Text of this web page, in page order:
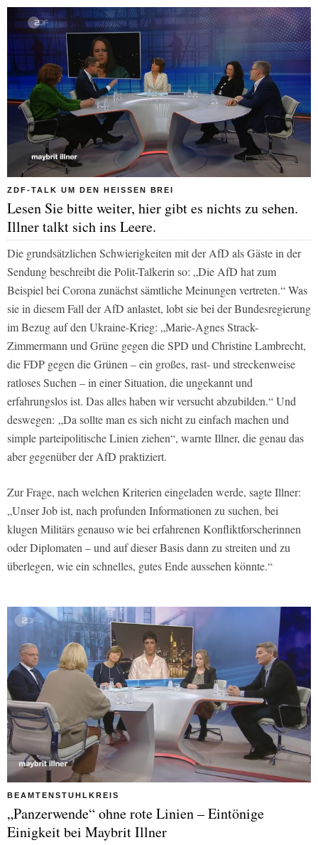
ZDF-TALK UM DEN HEISSEN BREI
Lesen Sie bitte weiter, hier gibt es nichts zu sehen.
Illner talkt sich ins Leere.
Die grundsätzlichen Schwierigkeiten mit der AfD als Gäste in der
Sendung beschreibt die Polit-Talkerin so: „Die AfD hat zum
Beispiel bei Corona zunächst sämtliche Meinungen vertreten.“ Was
sie in diesem Fall der AfD anlastet, lobt sie bei der Bundesregierung
im Bezug auf den Ukraine-Krieg: „Marie-Agnes Strack-
Zimmermann und Grüne gegen die SPD und Christine Lambrecht,
die FDP gegen die Grünen – ein großes, rast- und streckenweise
ratloses Suchen – in einer Situation, die ungekannt und
erfahrungslos ist. Das alles haben wir versucht abzubilden.“ Und
deswegen: „Da sollte man es sich nicht zu einfach machen und
simple parteipolitische Linien ziehen“, warnte Illner, die genau das
aber gegenüber der AfD praktiziert.
Zur Frage, nach welchen Kriterien eingeladen werde, sagte Illner:
„Unser Job ist, nach profunden Informationen zu suchen, bei
klugen Militärs genauso wie bei erfahrenen Konfliktforscherinnen
oder Diplomaten – und auf dieser Basis dann zu streiten und zu
überlegen, wie ein schnelles, gutes Ende aussehen könnte.“
BEAMTENSTUHLKREIS
„Panzerwende“ ohne rote Linien – Eintönige
Einigkeit bei Maybrit Illner